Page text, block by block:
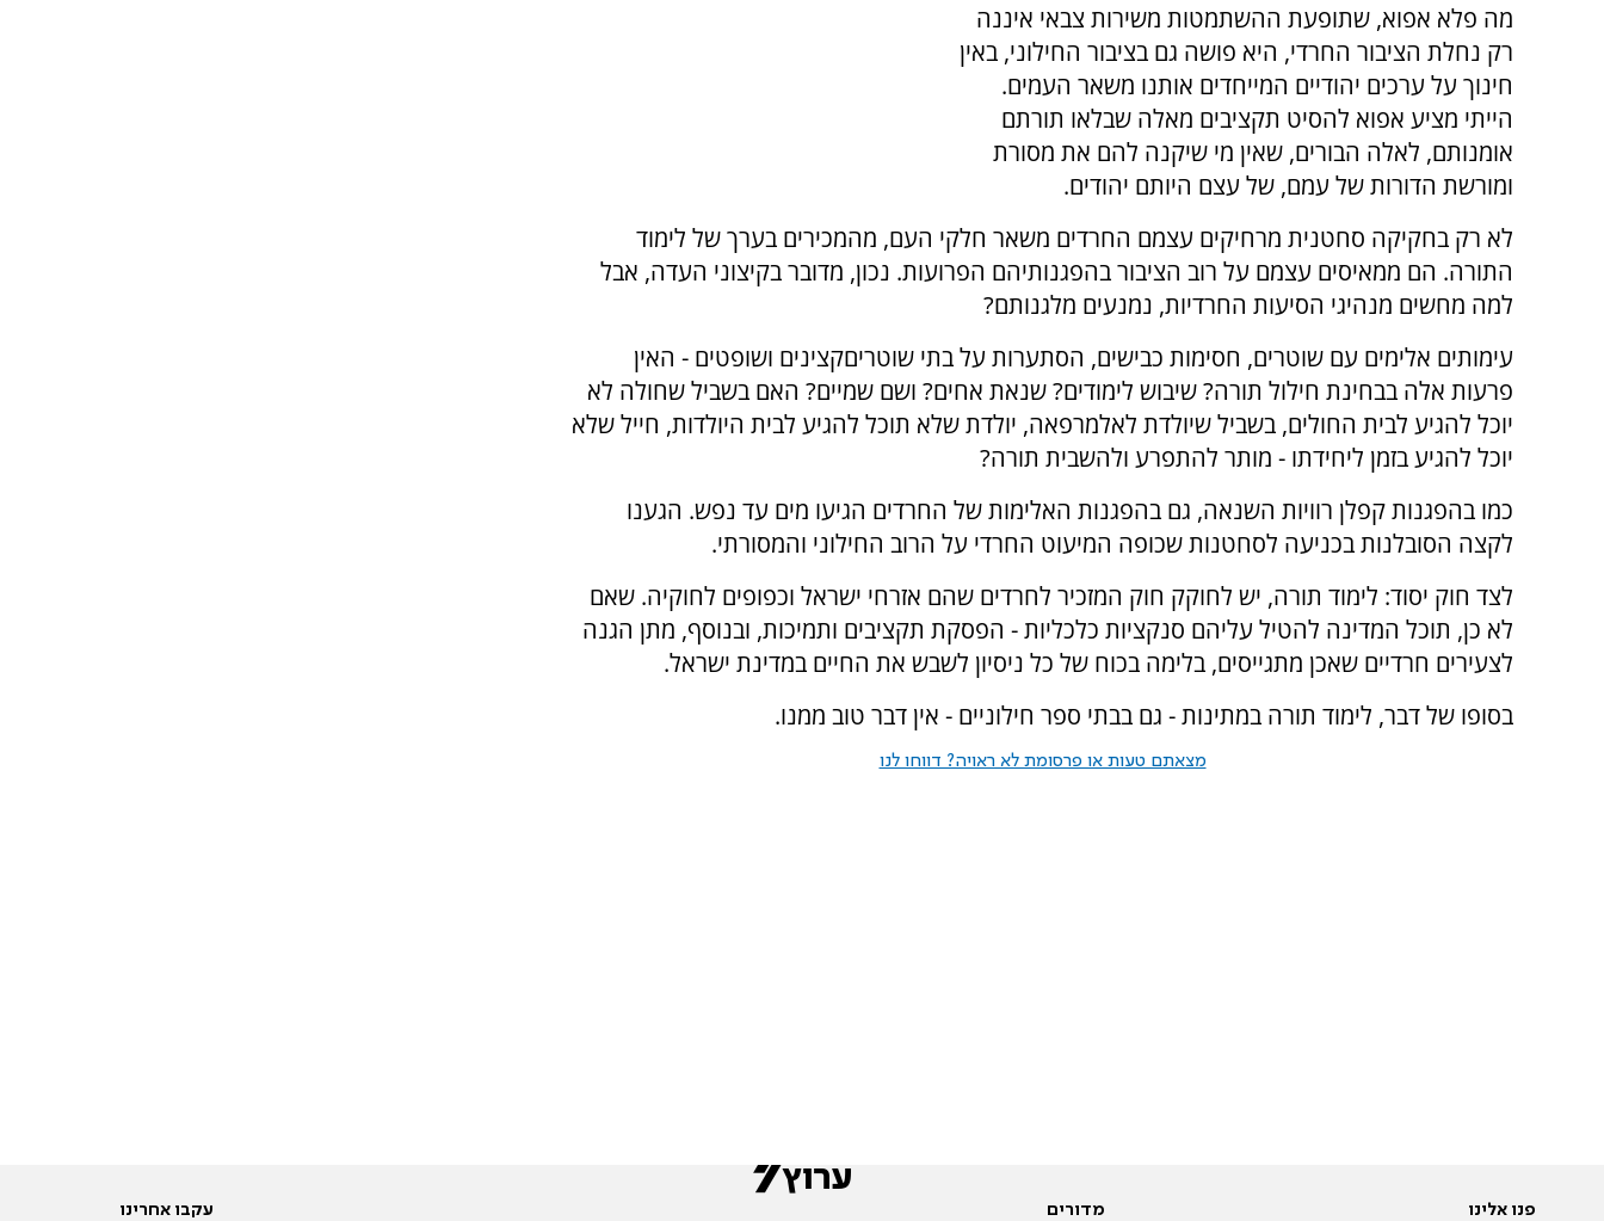
מה פלא אפוא, שתופעת ההשתמטות משירות צבאי איננה
רק נחלת הציבור החרדי, היא פושה גם בציבור החילוני, באין
חינוך על ערכים יהודיים המייחדים אותנו משאר העמים.
הייתי מציע אפוא להסיט תקציבים מאלה שבלאו תורתם
אומנותם, לאלה הבורים, שאין מי שיקנה להם את מסורת
ומורשת הדורות של עמם, של עצם היותם יהודים.
לא רק בחקיקה סחטנית מרחיקים עצמם החרדים משאר חלקי העם, מהמכירים בערך של לימוד
התורה. הם ממאיסים עצמם על רוב הציבור בהפגנותיהם הפרועות. נכון, מדובר בקיצוני העדה, אבל
למה מחשים מנהיגי הסיעות החרדיות, נמנעים מלגנותם?
עימותים אלימים עם שוטרים, חסימות כבישים, הסתערות על בתי שוטריםקצינים ושופטים - האין
פרעות אלה בבחינת חילול תורה? שיבוש לימודים? שנאת אחים? ושם שמיים? האם בשביל שחולה לא
יוכל להגיע לבית החולים, בשביל שיולדת לאלמרפאה, יולדת שלא תוכל להגיע לבית היולדות, חייל שלא
יוכל להגיע בזמן ליחידתו - מותר להתפרע ולהשבית תורה?
כמו בהפגנות קפלן רוויות השנאה, גם בהפגנות האלימות של החרדים הגיעו מים עד נפש. הגענו
לקצה הסובלנות בכניעה לסחטנות שכופה המיעוט החרדי על הרוב החילוני והמסורתי.
לצד חוק יסוד: לימוד תורה, יש לחוקק חוק המזכיר לחרדים שהם אזרחי ישראל וכפופים לחוקיה. שאם
לא כן, תוכל המדינה להטיל עליהם סנקציות כלכליות - הפסקת תקציבים ותמיכות, ובנוסף, מתן הגנה
לצעירים חרדיים שאכן מתגייסים, בלימה בכוח של כל ניסיון לשבש את החיים במדינת ישראל.
בסופו של דבר, לימוד תורה במתינות - גם בבתי ספר חילוניים - אין דבר טוב ממנו.
מצאתם טעות או פרסומת לא ראויה? דווחו לנו
פנו אלינו מדורים עקבו אחרינו